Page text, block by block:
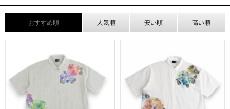
おすすめ順 人気順 安い順 高い順